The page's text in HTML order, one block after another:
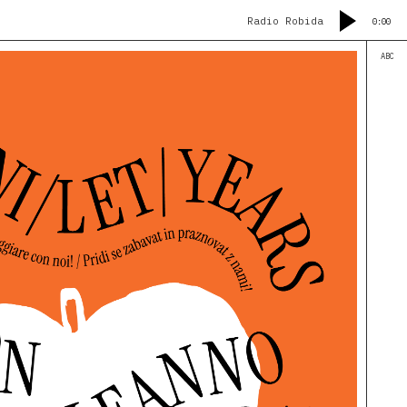
Radio Robida 0:00
ABC